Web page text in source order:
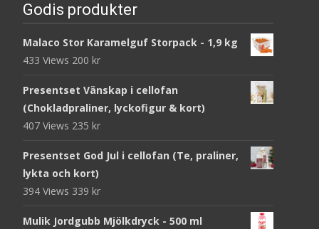
Godis produkter
Malaco Stor Karamelguf Storpack - 1,9 kg
433 Views 200 kr
Presentset Vänskap i cellofan
(Chokladpraliner, lyckofigur & kort)
407 Views 235 kr
Presentset God Jul i cellofan (Te, praliner,
lykta och kort)
394 Views 339 kr
Mulik Jordgubb Mjölkdryck - 500 ml